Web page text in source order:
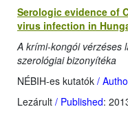
Serologic evidence of
virus infection in
A krími-kongói vérzéses
szerológiai bizonyítéka
NÉBIH-es kutatók /
Lezárult / Published: